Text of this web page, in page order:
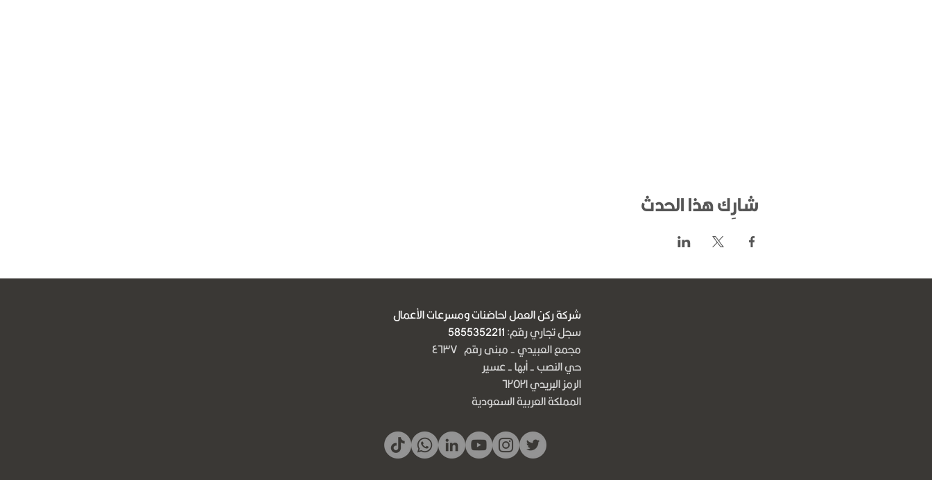
شارِك هذا الحدث
شركة ركن العمل لحاضنات ومسرعات الأعمال
سجل تجاري رقم:5855352211
مجمع العبيدي - مبنى رقم ٤٦٣٧
حي النصب - أبها - عسير
الرمز البريدي ٦٢٥٢١
المملكة العربية السعودية